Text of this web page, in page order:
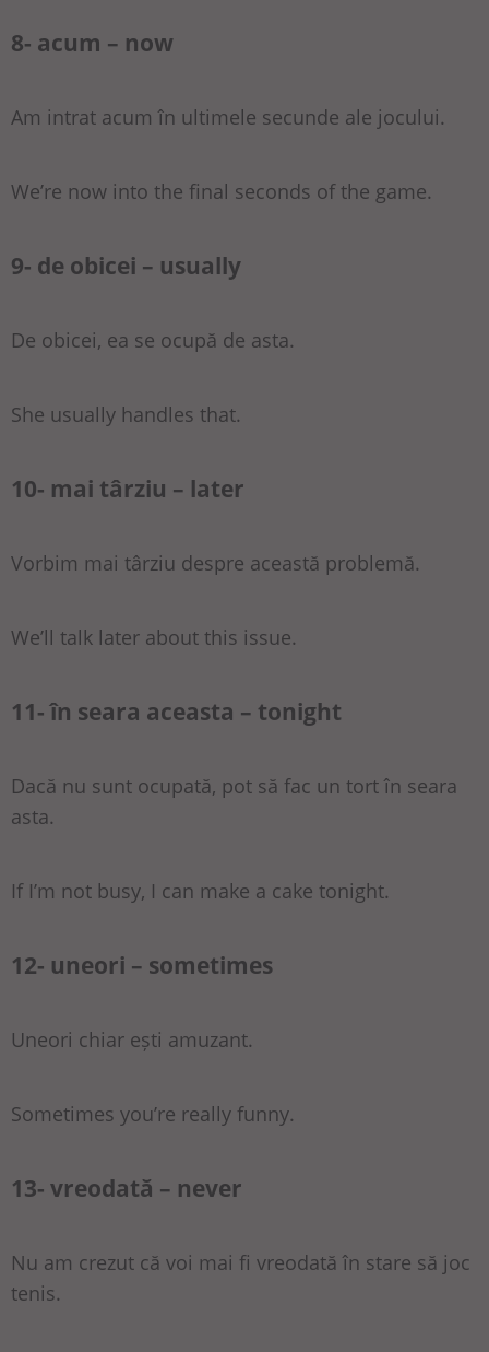
8- acum – now
Am intrat acum în ultimele secunde ale jocului.
We’re now into the final seconds of the game.
9- de obicei – usually
De obicei, ea se ocupă de asta.
She usually handles that.
10- mai târziu – later
Vorbim mai târziu despre această problemă.
We’ll talk later about this issue.
11- în seara aceasta – tonight
Dacă nu sunt ocupată, pot să fac un tort în seara
asta.
If I’m not busy, I can make a cake tonight.
12- uneori – sometimes
Uneori chiar ești amuzant.
Sometimes you’re really funny.
13- vreodată – never
Nu am crezut că voi mai fi vreodată în stare să joc
tenis.